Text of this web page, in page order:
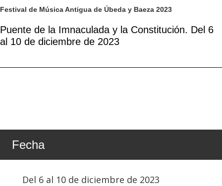
Festival de Música Antigua de Úbeda y Baeza 2023
Puente de la Imnaculada y la Constitución. Del 6
al 10 de diciembre de 2023
Fecha
Del 6 al 10 de diciembre de 2023